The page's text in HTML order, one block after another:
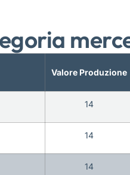
Valore Produzione
14
14
14